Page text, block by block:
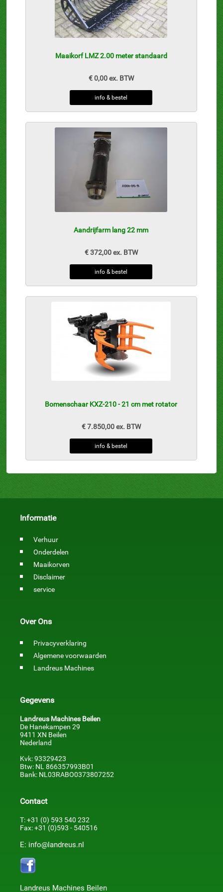
Maaikorf LMZ 2.00 meter standaard
€ 0,00 ex. BTW
info & bestel
Aandrijfarm lang 22 mm
€ 372,00 ex. BTW
info & bestel
Bomenschaar KXZ-210 - 21 cm met rotator
€ 7.850,00 ex. BTW
info & bestel
Informatie
Verhuur
Onderdelen
Maaikorven
Disclaimer
service
Over Ons
Privacyverklaring
Algemene voorwaarden
Landreus Machines
Gegevens
Landreus Machines Beilen
De Hanekampen 29
9411 XN Beilen
Nederland
Kvk: 93329423
Btw: NL 866357993B01
Bank: NL03RABO0373807252
Contact
T: +31 (0) 593 540 232
Fax: +31 (0)593 - 540516
E: info@landreus.nl
Landreus Machines Beilen